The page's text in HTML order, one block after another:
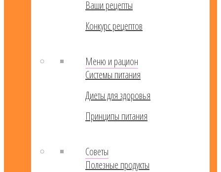
Ваши рецепты
Конкурс рецептов
Меню и рацион
Системы питания
Диеты для здоровья
Принципы питания
Советы
Полезные продукты